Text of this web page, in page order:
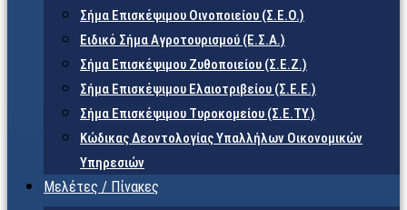
Σήμα Επισκέψιμου Οινοποιείου (Σ.Ε.Ο.)
Ειδικό Σήμα Αγροτουρισμού (Ε.Σ.Α.)
Σήμα Επισκέψιμου Ζυθοποιείου (Σ.Ε.Ζ.)
Σήμα Επισκέψιμου Ελαιοτριβείου (Σ.Ε.Ε.)
Σήμα Επισκέψιμου Τυροκομείου (Σ.Ε.TY.)
Κώδικας Δεοντολογίας Υπαλλήλων Οικονομικών
Υπηρεσιών
Μελέτες / Πίνακες